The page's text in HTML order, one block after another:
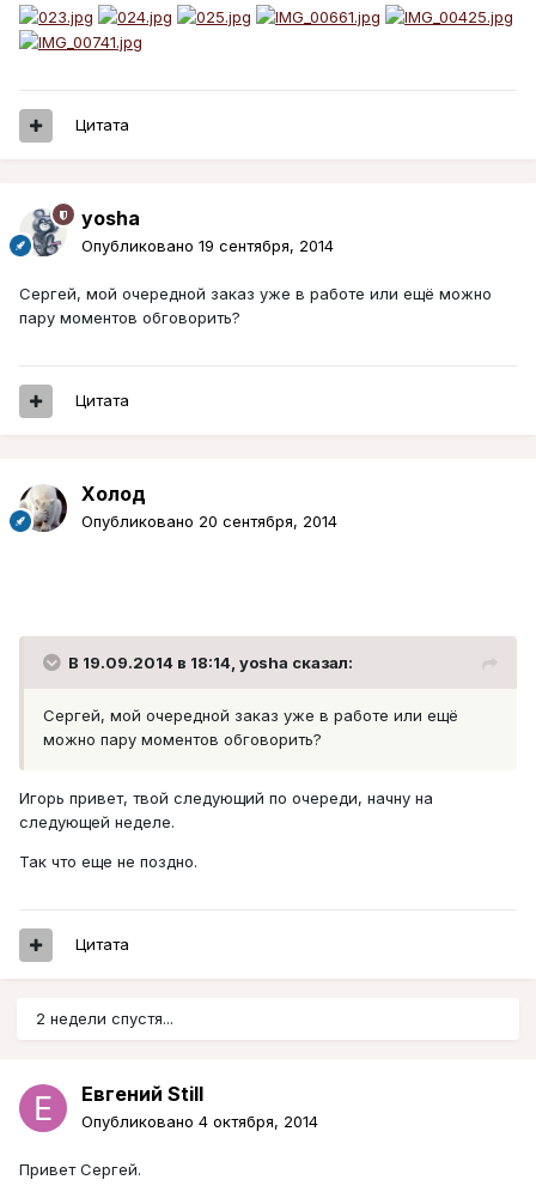
Цитата
yosha
Опубликовано 19 сентября, 2014
Сергей, мой очередной заказ уже в работе или ещё можно
пару моментов обговорить?
Цитата
Холод
Опубликовано 20 сентября, 2014
В 19.09.2014 в 18:14, yosha сказал:
Сергей, мой очередной заказ уже в работе или ещё
можно пару моментов обговорить?
Игорь привет, твой следующий по очереди, начну на
следующей неделе.
Так что еще не поздно.
Цитата
2 недели спустя...
Евгений Still
Опубликовано 4 октября, 2014
Привет Сергей.